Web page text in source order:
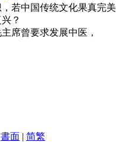
若中国传统文化果真完美
？
席曾要求发展中医，
書面 | 简繁